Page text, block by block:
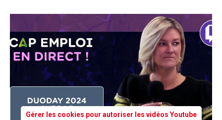
Gérer les cookies pour autoriser les vidéos Youtube